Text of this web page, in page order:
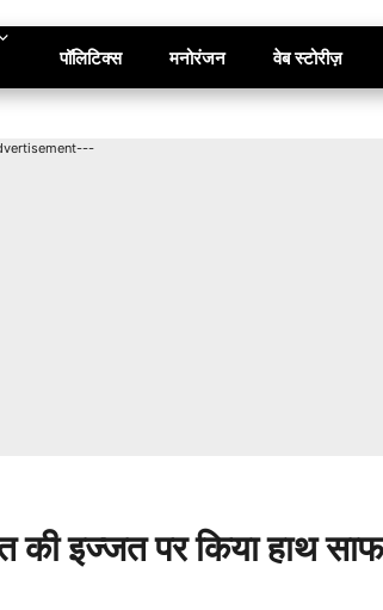
पॉलिटिक्स मनोरंजन वेब स्टोरीज़
इज्जत पर किया हाथ